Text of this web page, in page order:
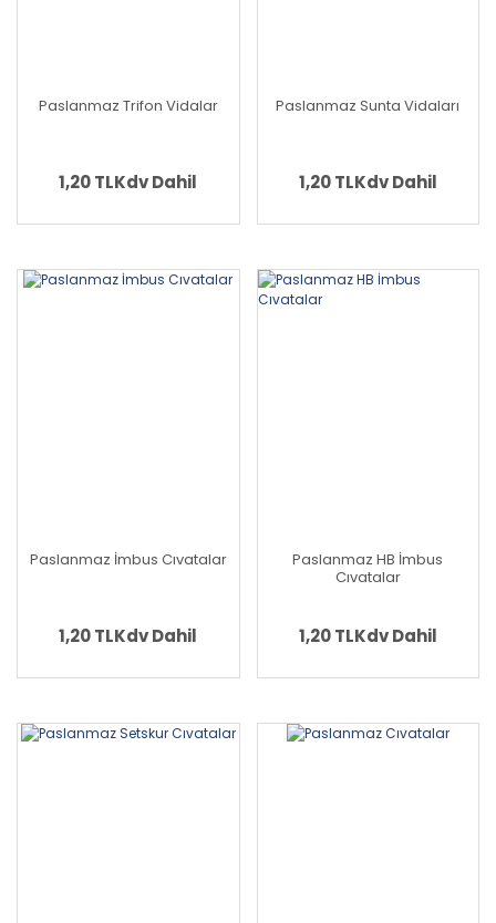
Paslanmaz Trifon Vidalar
1,20 TLKdv Dahil
Paslanmaz Sunta Vidaları
1,20 TLKdv Dahil
Paslanmaz İmbus Cıvatalar
1,20 TLKdv Dahil
Paslanmaz HB İmbus
Cıvatalar
1,20 TLKdv Dahil